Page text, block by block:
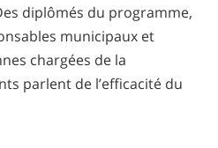
diplômés du programme,
municipaux et
chargées de la
parlent de l’efficacité du